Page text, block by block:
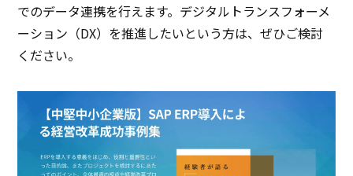
でのデータ連携を行えます。デジタルトランスフォーメ
ーション（DX）を推進したいという方は、ぜひご検討
ください。